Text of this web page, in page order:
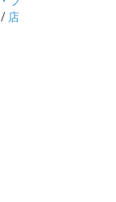
/ 店